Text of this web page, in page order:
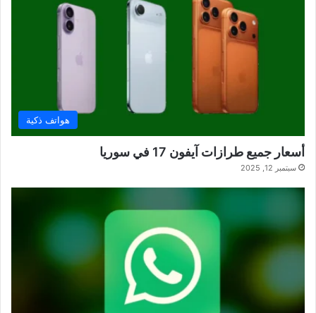
هواتف ذكية
أسعار جميع طرازات آيفون 17 في سوريا
سبتمبر 12, 2025